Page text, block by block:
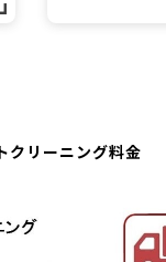
クリーニング料金